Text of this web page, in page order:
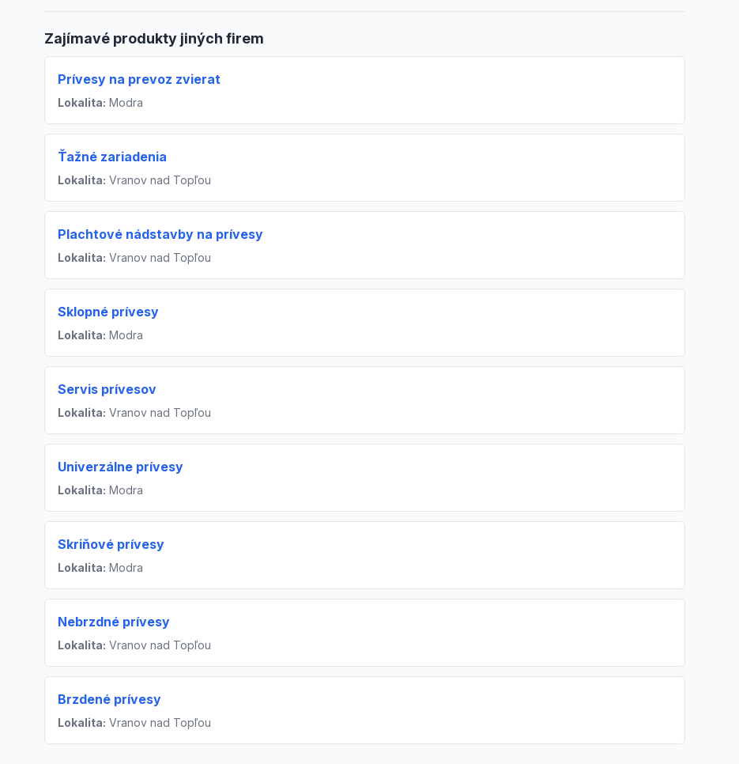
Zajímavé produkty jiných firem
Prívesy na prevoz zvierat
Lokalita: Modra
Ťažné zariadenia
Lokalita: Vranov nad Topľou
Plachtové nádstavby na prívesy
Lokalita: Vranov nad Topľou
Sklopné prívesy
Lokalita: Modra
Servis prívesov
Lokalita: Vranov nad Topľou
Univerzálne prívesy
Lokalita: Modra
Skriňové prívesy
Lokalita: Modra
Nebrzdné prívesy
Lokalita: Vranov nad Topľou
Brzdené prívesy
Lokalita: Vranov nad Topľou